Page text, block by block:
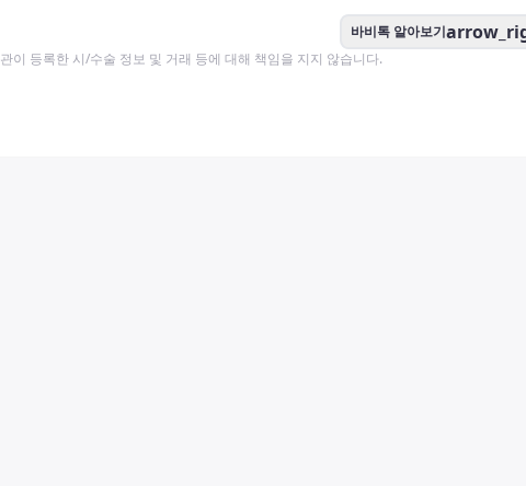
바비톡 알아보기
이 등록한 시/수술 정보 및 거래 등에 대해 책임을 지지 않습니다.